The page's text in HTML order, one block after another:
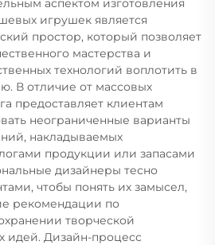
аспектом изготовления
игрушек является
простор, который позволяет
мастерства и
технологий воплотить в
В отличие от массовых
предоставляет клиентам
неограниченные варианты
накладываемых
продукции или запасами
дизайнеры тесно
чтобы понять их замысел,
рекомендации по
творческой
идей. Дизайн-процесс